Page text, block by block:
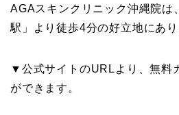
AGAスキンクリニック沖縄院は
駅」より徒歩4分の好立地にあり
▼公式サイトのURLより、無料
ができます。